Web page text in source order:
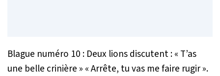
Blague numéro 10 : Deux lions discutent : « T’as
une belle crinière » « Arrête, tu vas me faire rugir ».